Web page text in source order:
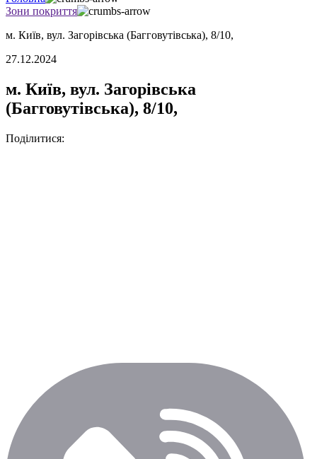
Зони покриття
м. Київ, вул. Загорівська (Багговутівська), 8/10,
27.12.2024
м. Київ, вул. Загорівська
(Багговутівська), 8/10,
Поділитися: